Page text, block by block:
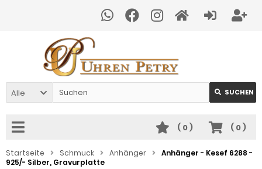
Alle SUCHEN
( 0)
( 0)
Startseite Schmuck Anhänger
Anhänger - Kesef 6288 -
925/- Silber, Gravurplatte